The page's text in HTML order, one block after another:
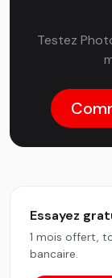
Testez
Essayez
1 mois offert,
bancaire.